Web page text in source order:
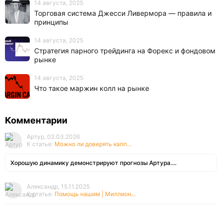
14 августа, 2025
Торговая система Джесси Ливермора — правила и
принципы
14 августа, 2025
Стратегия парного трейдинга на Форекс и фондовом
рынке
14 августа, 2025
Что такое маржин колл на рынке
Комментарии
Артур, 02.03.2026
К статье: Можно ли доверять капп...
Хорошую динамику демонстрируют прогнозы Артура....
Александр, 15.11.2025
К статье: Помощь нашим | Миллион...